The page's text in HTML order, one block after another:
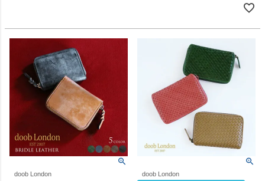
doob London
doob London